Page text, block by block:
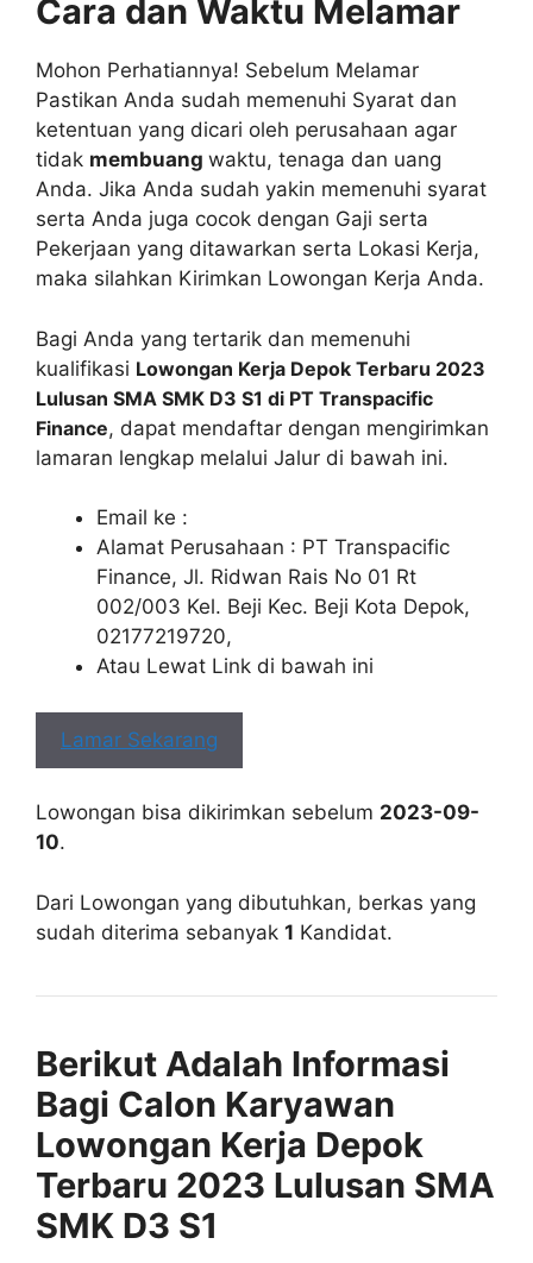
Cara dan Waktu Melamar
Mohon Perhatiannya! Sebelum Melamar
Pastikan Anda sudah memenuhi Syarat dan
ketentuan yang dicari oleh perusahaan agar
tidak membuang waktu, tenaga dan uang
Anda. Jika Anda sudah yakin memenuhi syarat
serta Anda juga cocok dengan Gaji serta
Pekerjaan yang ditawarkan serta Lokasi Kerja,
maka silahkan Kirimkan Lowongan Kerja Anda.
Bagi Anda yang tertarik dan memenuhi
kualifikasi Lowongan Kerja Depok Terbaru 2023
Lulusan SMA SMK D3 S1 di PT Transpacific
Finance, dapat mendaftar dengan mengirimkan
lamaran lengkap melalui Jalur di bawah ini.
Email ke :
Alamat Perusahaan : PT Transpacific
Finance, Jl. Ridwan Rais No 01 Rt
002/003 Kel. Beji Kec. Beji Kota Depok,
02177219720,
Atau Lewat Link di bawah ini
Lamar Sekarang
Lowongan bisa dikirimkan sebelum 2023-09-
10.
Dari Lowongan yang dibutuhkan, berkas yang
sudah diterima sebanyak 1 Kandidat.
Berikut Adalah Informasi
Bagi Calon Karyawan
Lowongan Kerja Depok
Terbaru 2023 Lulusan SMA
SMK D3 S1